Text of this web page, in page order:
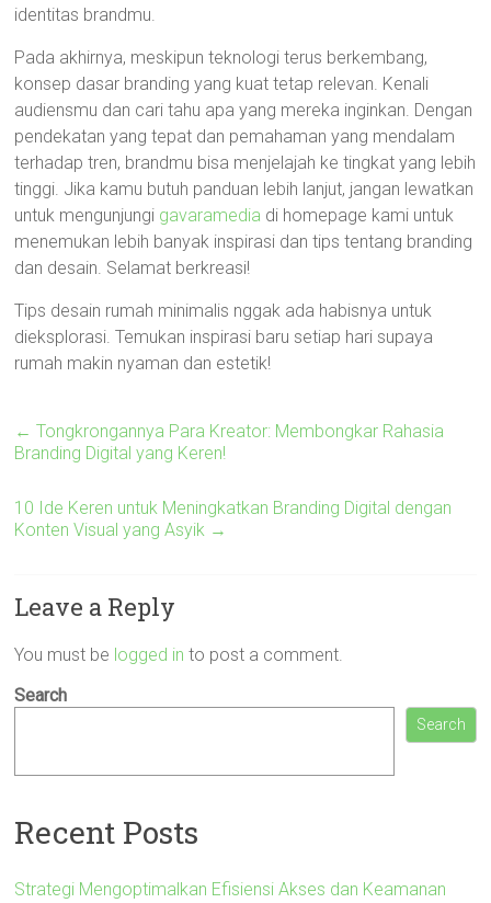
identitas brandmu.
Pada akhirnya, meskipun teknologi terus berkembang,
konsep dasar branding yang kuat tetap relevan. Kenali
audiensmu dan cari tahu apa yang mereka inginkan. Dengan
pendekatan yang tepat dan pemahaman yang mendalam
terhadap tren, brandmu bisa menjelajah ke tingkat yang lebih
tinggi. Jika kamu butuh panduan lebih lanjut, jangan lewatkan
untuk mengunjungi gavaramedia di homepage kami untuk
menemukan lebih banyak inspirasi dan tips tentang branding
dan desain. Selamat berkreasi!
Tips desain rumah minimalis nggak ada habisnya untuk
dieksplorasi. Temukan inspirasi baru setiap hari supaya
rumah makin nyaman dan estetik!
← Tongkrongannya Para Kreator: Membongkar Rahasia
Branding Digital yang Keren!
10 Ide Keren untuk Meningkatkan Branding Digital dengan
Konten Visual yang Asyik →
Leave a Reply
You must be logged in to post a comment.
Search
Search
Recent Posts
Strategi Mengoptimalkan Efisiensi Akses dan Keamanan